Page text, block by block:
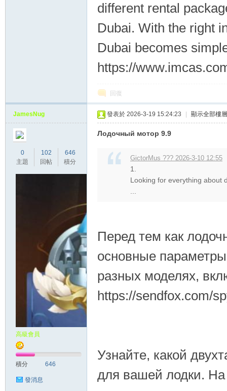
different rental
Dubai. With the right
Dubai becomes
https://
回復
JamesNug
0
主題
102
回帖
646
積分
高級會員
積分 646
發消息
發表於 2026-3-19 15:24:23 顯示全部樓層
Лодочный мотор 9.9
GictorMus ??? 2026-3-10 12:55
1.
Looking for everything about
Перед тем как
основные
разных моделях,
https://sendfox.com/
Узнайте, какой
для вашей лодки.